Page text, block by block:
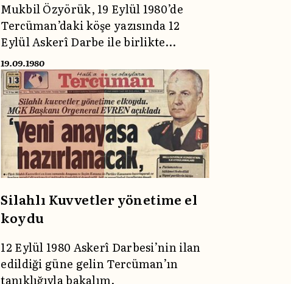
Mukbil Özyörük, 19 Eylül 1980’de
Tercüman’daki köşe yazısında 12
Eylül Askerî Darbe ile birlikte
feshedilen Anayasa’ya ve
oluşturulmak istenen yeni
Anayasa’ya dair tartışmaları,
tutarsızlıkları dile getirmiş;
yasamada yer alan kimselerin ilmî ve
mesleki tutumlarını eleştirmişti.
19.09.1980
Silahlı Kuvvetler yönetime el
koydu
12 Eylül 1980 Askerî Darbesi’nin ilan
edildiği güne gelin Tercüman’ın
tanıklığıyla bakalım.